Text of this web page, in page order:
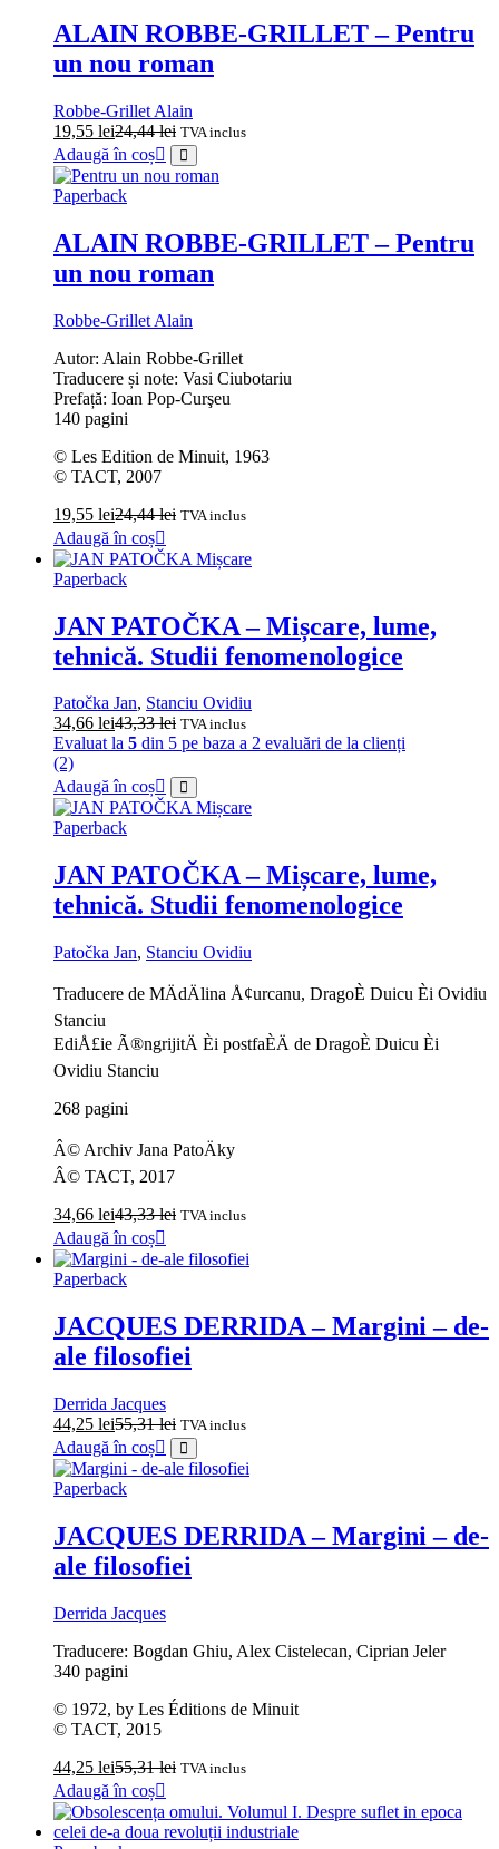
ALAIN ROBBE-GRILLET – Pentru
un nou roman
Robbe-Grillet Alain
19,55 lei24,44lei TVA inclus
Adaugă în coș
Paperback
ALAIN ROBBE-GRILLET – Pentru
un nou roman
Robbe-Grillet Alain
Autor: Alain Robbe-Grillet
Traducere și note: Vasi Ciubotariu
Prefață: Ioan Pop-Curşeu
140 pagini
© Les Edition de Minuit, 1963
© TACT, 2007
19,55 lei24,44lei TVA inclus
Adaugă în coș
Paperback
JAN PATOČKA – Mișcare, lume,
tehnică. Studii fenomenologice
Patočka Jan, Stanciu Ovidiu
34,66 lei43,33lei TVA inclus
Evaluat la 5 din 5 pe baza a 2 evaluări de la clienți
(2)
Adaugă în coș
Paperback
JAN PATOČKA – Mișcare, lume,
tehnică. Studii fenomenologice
Patočka Jan, Stanciu Ovidiu
Traducere de MÄdÄlina Å¢urcanu, DragoÈ Duicu Èi Ovidiu
Stanciu
EdiÅ£ie Ã®ngrijitÄ Èi postfaÈÄ de DragoÈ Duicu Èi
Ovidiu Stanciu
268 pagini
Â© Archiv Jana PatoÄky
Â© TACT, 2017
34,66 lei43,33lei TVA inclus
Adaugă în coș
Paperback
JACQUES DERRIDA – Margini – de-
ale filosofiei
Derrida Jacques
44,25 lei55,31lei TVA inclus
Adaugă în coș
Paperback
JACQUES DERRIDA – Margini – de-
ale filosofiei
Derrida Jacques
Traducere: Bogdan Ghiu, Alex Cistelecan, Ciprian Jeler
340 pagini
© 1972, by Les Éditions de Minuit
© TACT, 2015
44,25 lei55,31lei TVA inclus
Adaugă în coș